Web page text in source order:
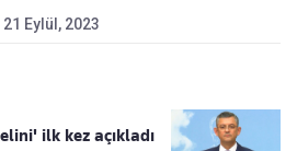
21 Eylül, 2023
ilk kez açıkladı